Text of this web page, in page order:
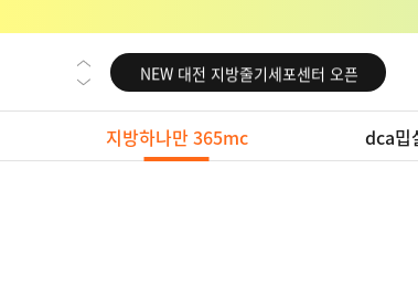
NEW 교대 지방줄기세포센터 오픈
NEW 대전 지방줄기세포센터 오픈
NEW 노원 지방줄기세포센터 오픈
NEW 미국 LA점 오픈
지방하나만 365mc dca밉